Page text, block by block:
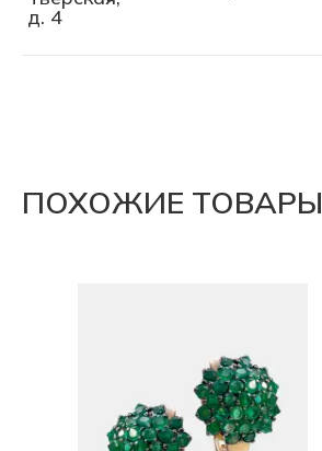
д. 4
ПОХОЖИЕ ТОВАРЫ